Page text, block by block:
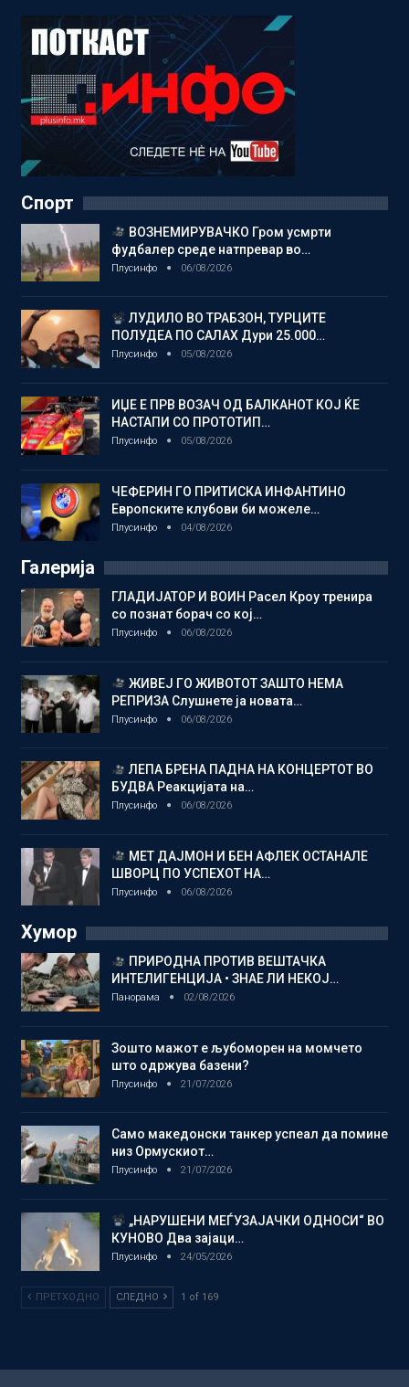
Спорт
ВОЗНЕМИРУВАЧКО Гром усмрти
фудбалер среде натпревар во…
Плусинфо 06/08/2026
ЛУДИЛО ВО ТРАБЗОН, ТУРЦИТЕ
ПОЛУДЕА ПО САЛАХ Дури 25.000…
Плусинфо 05/08/2026
ИЏЕ Е ПРВ ВОЗАЧ ОД БАЛКАНОТ КОЈ ЌЕ
НАСТАПИ СО ПРОТОТИП…
Плусинфо 05/08/2026
ЧЕФЕРИН ГО ПРИТИСКА ИНФАНТИНО
Европските клубови би можеле…
Плусинфо 04/08/2026
Галерија
ГЛАДИЈАТОР И ВОИН Расел Кроу тренира
со познат борач со кој…
Плусинфо 06/08/2026
ЖИВЕЈ ГО ЖИВОТОТ ЗАШТО НЕМА
РЕПРИЗА Слушнете ја новата…
Плусинфо 06/08/2026
ЛЕПА БРЕНА ПАДНА НА КОНЦЕРТОТ ВО
БУДВА Реакцијата на…
Плусинфо 06/08/2026
МЕТ ДАЈМОН И БЕН АФЛЕК ОСТАНАЛЕ
ШВОРЦ ПО УСПЕХОТ НА…
Плусинфо 06/08/2026
Хумор
ПРИРОДНА ПРОТИВ ВЕШТАЧКА
ИНТЕЛИГЕНЦИЈА • ЗНАЕ ЛИ НЕКОЈ…
Панорама 02/08/2026
Зошто мажот е љубоморен на момчето
што одржува базени?
Плусинфо 21/07/2026
Само македонски танкер успеал да помине
низ Ормускиот…
Плусинфо 21/07/2026
„НАРУШЕНИ МЕЃУЗАЈАЧКИ ОДНОСИ“ ВО
КУНОВО Два зајаци…
Плусинфо 24/05/2026
ПРЕТХОДНО СЛЕДНО 1 of 169